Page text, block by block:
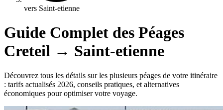
vers Saint-etienne
Guide Complet des Péages
Creteil → Saint-etienne
Découvrez tous les détails sur les plusieurs péages de votre itinéraire
: tarifs actualisés 2026, conseils pratiques, et alternatives
économiques pour optimiser votre voyage.